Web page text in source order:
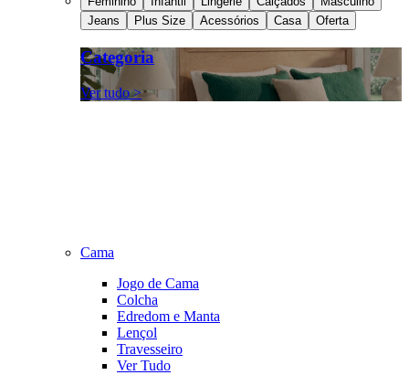
Jeans
Plus Size Acessórios Casa Oferta
Categoria
Ver tudo >
Cama
Jogo de Cama
Colcha
Edredom e Manta
Lençol
Travesseiro
Ver Tudo